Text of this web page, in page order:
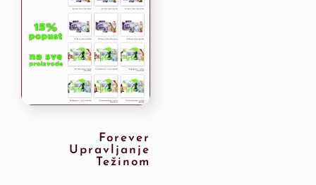
Forever
Upravljanje
Težinom